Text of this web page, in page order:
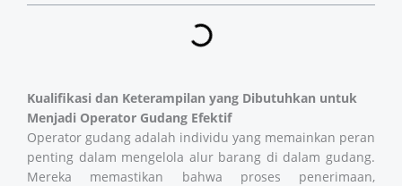
Kualifikasi dan Keterampilan yang Dibutuhkan untuk
Menjadi Operator Gudang Efektif
Operator gudang adalah individu yang memainkan peran
penting dalam mengelola alur barang di dalam gudang.
Mereka memastikan bahwa proses penerimaan,